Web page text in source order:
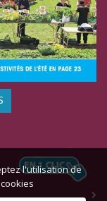
l'utilisation de